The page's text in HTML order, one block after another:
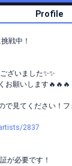
Profile
戦中！
ざいました✨✨
お願いします🔥🔥🔥
で見てください！
2837
が必要です！